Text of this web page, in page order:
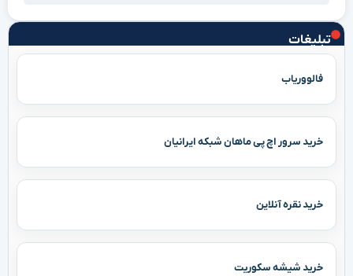
تبلیغات
فالووریاب
خرید سرور اچ پی ماهان شبکه ایرانیان
خرید نقره آنلاین
خرید شیشه سکوریت